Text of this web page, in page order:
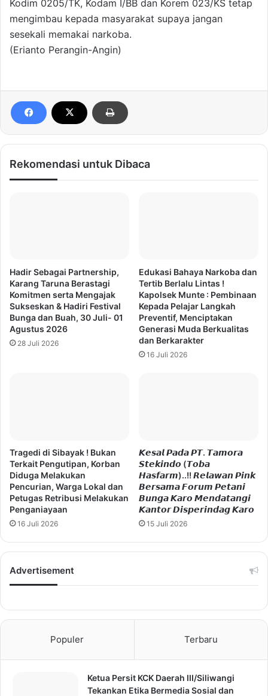
Kodim 0205/TK, Kodam I/BB dan Korem 023/KS tetap
mengimbau kepada masyarakat supaya jangan
sesekali memakai narkoba.
(Erianto Perangin-Angin)
Rekomendasi untuk Dibaca
Hadir Sebagai Partnership,
Karang Taruna Berastagi
Komitmen serta Mengajak
Sukseskan & Hadiri Festival
Bunga dan Buah, 30 Juli- 01
Agustus 2026
28 Juli 2026
Edukasi Bahaya Narkoba dan
Tertib Berlalu Lintas !
Kapolsek Munte : Pembinaan
Kepada Pelajar Langkah
Preventif, Menciptakan
Generasi Muda Berkualitas
dan Berkarakter
16 Juli 2026
Tragedi di Sibayak ! Bukan
Terkait Pengutipan, Korban
Diduga Melakukan
Pencurian, Warga Lokal dan
Petugas Retribusi Melakukan
Penganiayaan
16 Juli 2026
𝙆𝙚𝙨𝙖𝙡 𝙋𝙖𝙙𝙖 𝙋𝙏. 𝙏𝙖𝙢𝙤𝙧𝙖
𝙎𝙩𝙚𝙠𝙞𝙣𝙙𝙤 (𝙏𝙤𝙗𝙖
𝙃𝙖𝙨𝙛𝙖𝙧𝙢)..!! 𝙍𝙚𝙡𝙖𝙬𝙖𝙣 𝙋𝙞𝙣𝙠
𝘽𝙚𝙧𝙨𝙖𝙢𝙖 𝙁𝙤𝙧𝙪𝙢 𝙋𝙚𝙩𝙖𝙣𝙞
𝘽𝙪𝙣𝙜𝙖 𝙆𝙖𝙧𝙤 𝙈𝙚𝙣𝙙𝙖𝙩𝙖𝙣𝙜𝙞
𝙆𝙖𝙣𝙩𝙤𝙧 𝘿𝙞𝙨𝙥𝙚𝙧𝙞𝙣𝙙𝙖𝙜 𝙆𝙖𝙧𝙤
15 Juli 2026
Advertisement
Populer Terbaru
Ketua Persit KCK Daerah III/Siliwangi
Tekankan Etika Bermedia Sosial dan